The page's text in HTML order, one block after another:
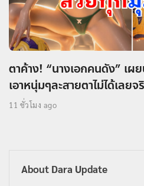
ตาค้าง! “นางเอกคนดัง” เผ
เอาหนุ่มๆละสายตาไม่ได้เลยจ
11 ชั่วโมง ago
About Dara Update